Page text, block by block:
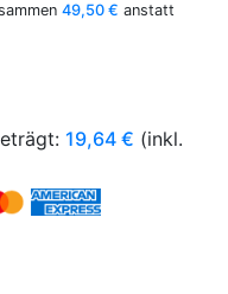
49,50 € anstatt
19,64 € (inkl.